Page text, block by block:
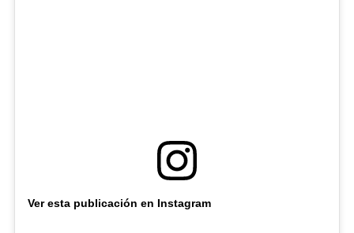
Ver esta publicación en Instagram